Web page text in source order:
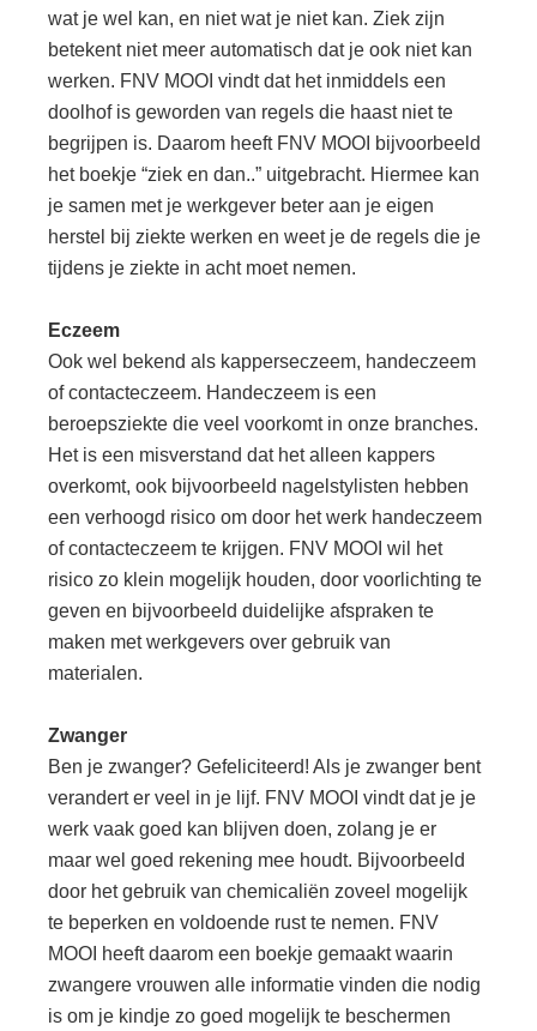
wat je wel kan, en niet wat je niet kan. Ziek zijn
betekent niet meer automatisch dat je ook niet kan
werken. FNV MOOI vindt dat het inmiddels een
doolhof is geworden van regels die haast niet te
begrijpen is. Daarom heeft FNV MOOI bijvoorbeeld
het boekje “ziek en dan..” uitgebracht. Hiermee kan
je samen met je werkgever beter aan je eigen
herstel bij ziekte werken en weet je de regels die je
tijdens je ziekte in acht moet nemen.
Eczeem
Ook wel bekend als kapperseczeem, handeczeem
of contacteczeem. Handeczeem is een
beroepsziekte die veel voorkomt in onze branches.
Het is een misverstand dat het alleen kappers
overkomt, ook bijvoorbeeld nagelstylisten hebben
een verhoogd risico om door het werk handeczeem
of contacteczeem te krijgen. FNV MOOI wil het
risico zo klein mogelijk houden, door voorlichting te
geven en bijvoorbeeld duidelijke afspraken te
maken met werkgevers over gebruik van
materialen.
Zwanger
Ben je zwanger? Gefeliciteerd! Als je zwanger bent
verandert er veel in je lijf. FNV MOOI vindt dat je je
werk vaak goed kan blijven doen, zolang je er
maar wel goed rekening mee houdt. Bijvoorbeeld
door het gebruik van chemicaliën zoveel mogelijk
te beperken en voldoende rust te nemen. FNV
MOOI heeft daarom een boekje gemaakt waarin
zwangere vrouwen alle informatie vinden die nodig
is om je kindje zo goed mogelijk te beschermen